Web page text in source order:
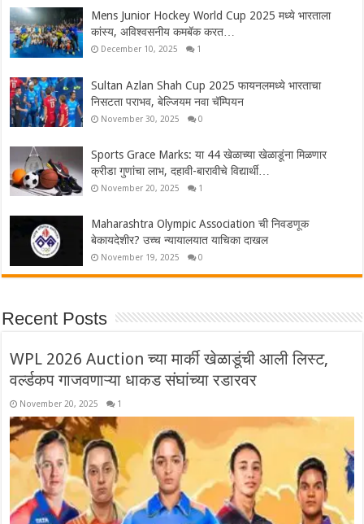
Mens Junior Hockey World Cup 2025 मध्ये भारताला
कांस्य, अविश्वसनीय कमबॅक करत…
December 10, 2025 1
Sultan Azlan Shah Cup 2025 फायनलमध्ये भारताचा
निसटता पराभव, बेल्जियम नवा चॅम्पियन
November 30, 2025 0
Sports Grace Marks: या 44 खेळाच्या खेळाडूंना मिळणार
क्रीडा गुणांचा लाभ, दहावी-बारावीचे विद्यार्थी…
November 20, 2025 1
Maharashtra Olympic Association ची निवडणूक
बेकायदेशीर? उच्च न्यायालयात याचिका दाखल
November 19, 2025 0
Recent Posts
WPL 2026 Auction च्या मार्की खेळाडूंची आली लिस्ट,
वर्ल्डकप गाजवणाऱ्या धाकड संघांच्या रडारवर
November 20, 2025 1